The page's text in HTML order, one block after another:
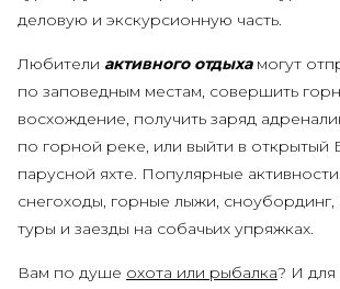
деловую и экскурсионную часть.
Любители активного отдыхамогут
по заповедным местам, совершить
восхождение, получить заряд
по горной реке, или выйти в открытый
парусной яхте. Популярные
снегоходы, горные лыжи,
туры и заезды на собачьих упряжках.
Вам по душе охота или рыбалка? И для